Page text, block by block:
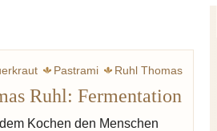
Pastrami
Ruhl Thomas
Schinken Lévi-Strauss Claude
Ruhl: Fermentation
Kochen den Menschen